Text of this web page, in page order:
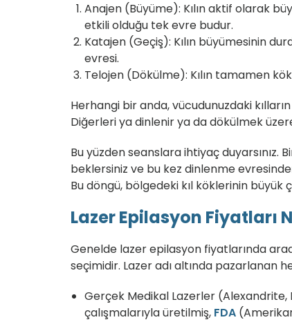
Anajen (Büyüme): Kılın aktif olarak
etkili olduğu tek evre budur.
Katajen (Geçiş): Kılın büyümesinin
evresi.
Telojen (Dökülme): Kılın tamamen
Herhangi bir anda, vücudunuzdaki
Diğerleri ya dinlenir ya da dökülmek
Bu yüzden seanslara ihtiyaç
beklersiniz ve bu kez dinlenme
Bu döngü, bölgedeki kıl köklerinin
Lazer Epilasyon Fiyatları
Genelde lazer epilasyon fiyatlarında
seçimidir. Lazer adı altında pazarlanan
Gerçek Medikal Lazerler (Alexandrite,
çalışmalarıyla üretilmiş, FDA